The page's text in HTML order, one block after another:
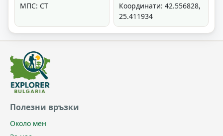
МПС: СТ
Координати: 42.556828,
25.411934
Полезни връзки
Около мен